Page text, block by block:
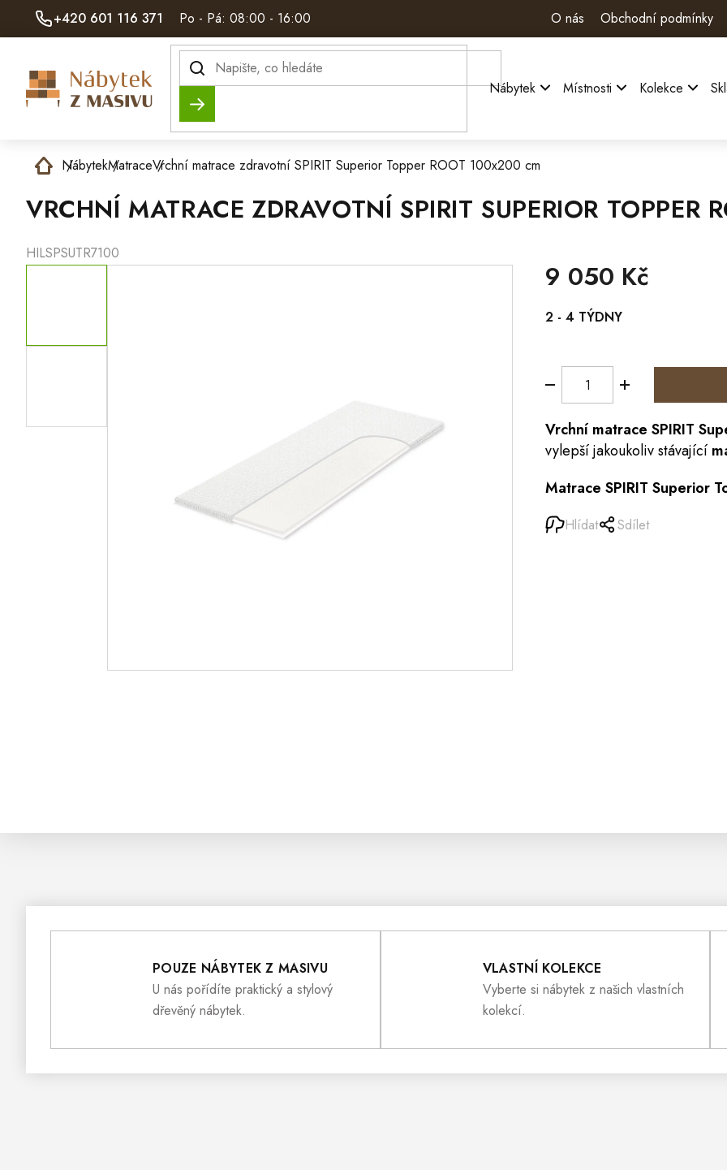
+420 601 116 371 Po - Pá: 08:00 - 16:00 O nás Obchodní podmínky
Hledat Nábytek Místnosti Kolekce
DomůNábytekMatraceVrchní matrace zdravotní SPIRIT Superior Topper ROOT 100x200 cm
VRCHNÍ MATRACE ZDRAVOTNÍ SPIRIT SUPERIOR TOPPER
HILSPSUTR7100
9 050 Kč
cena:
2 - 4 TÝDNY
Vrchní matrace SPIRIT
vylepší jakoukoliv stávající
Matrace SPIRIT Superior
Hlídat Sdílet
POUZE NÁBYTEK Z MASIVU
U nás pořídíte praktický a stylový
dřevěný nábytek.
VLASTNÍ KOLEKCE
Vyberte si nábytek z našich vlastních
kolekcí.